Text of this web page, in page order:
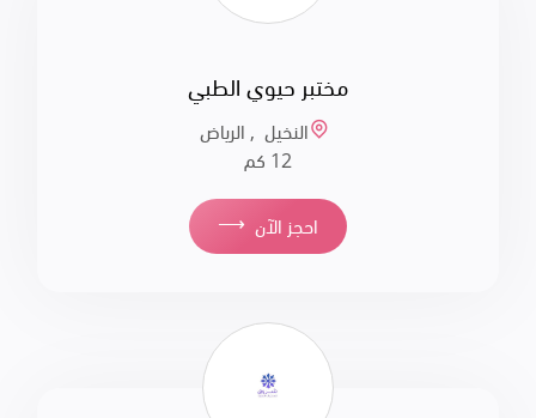
مختبر حيوي الطبي
النخيل , الرياض
12 كم
⟶ احجز الآن